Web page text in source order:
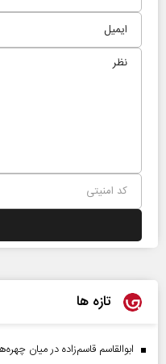
تازه ها
ابوالقاسم قاسم‌زاده در میان